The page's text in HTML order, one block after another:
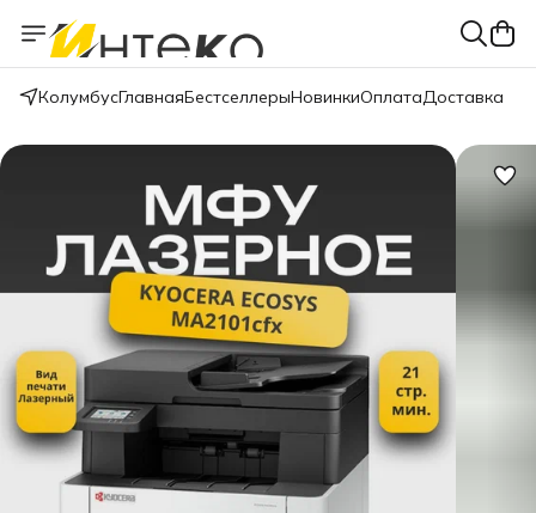
КолумбусГлавнаяБестселлерыНовинкиОплатаДоставка